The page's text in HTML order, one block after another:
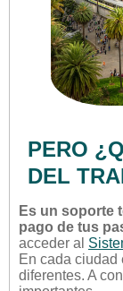
PERO
DEL
Es un soporte
pago de tus
acceder al
En cada ciudad
diferentes. A